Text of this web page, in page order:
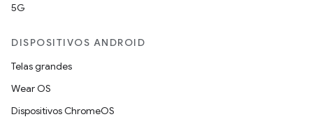
5G
DISPOSITIVOS ANDROID
Telas grandes
Wear OS
Dispositivos ChromeOS